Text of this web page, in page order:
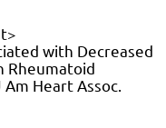
with Decreased
Rheumatoid
Heart Assoc.